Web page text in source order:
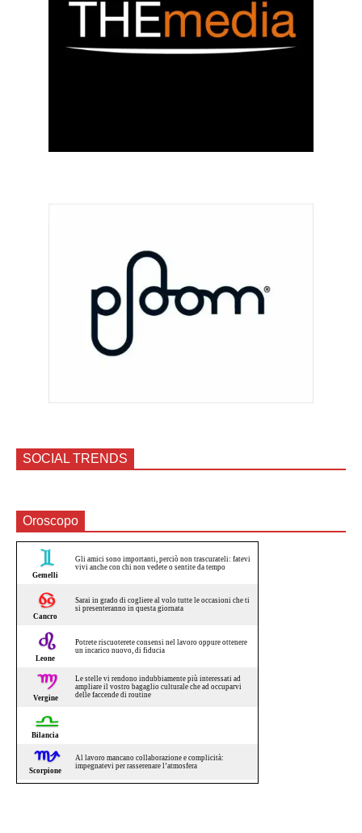
SOCIAL TRENDS
Oroscopo